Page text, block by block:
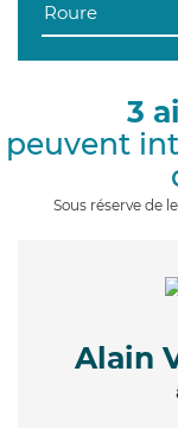
3
peuvent
Sous réserve de
Alain